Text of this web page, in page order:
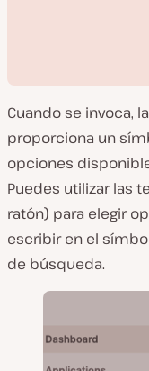
Cuando se invoca,
proporciona un
opciones
Puedes utilizar las
ratón) para elegir
escribir en el
de búsqueda.